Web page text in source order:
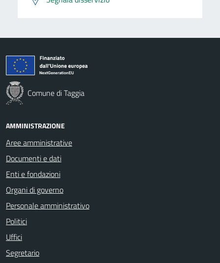
Comune di Taggia
AMMINISTRAZIONE
Aree amministrative
Documenti e dati
Enti e fondazioni
Organi di governo
Personale amministrativo
Politici
Uffici
Segretario